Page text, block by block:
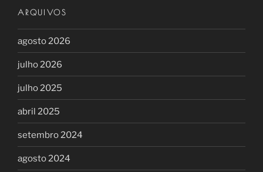
ARQUIVOS
agosto 2026
julho 2026
julho 2025
abril 2025
setembro 2024
agosto 2024